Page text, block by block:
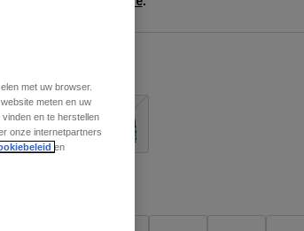
met uw browser.
meten en uw
en te herstellen
onze internetpartners
en